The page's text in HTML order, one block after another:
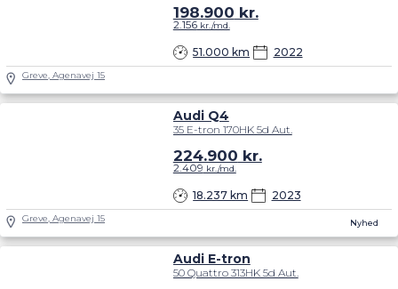
51.000 km 2022
198.900 kr.
2.156kr./md.
Greve, Agenavej 15
Nyhed
Audi Q4
35 E-tron 170HK 5d Aut.
18.237 km 2023
224.900 kr.
2.409 kr./md.
Greve, Agenavej 15
Audi E-tron
50 Quattro 313HK 5d Aut.